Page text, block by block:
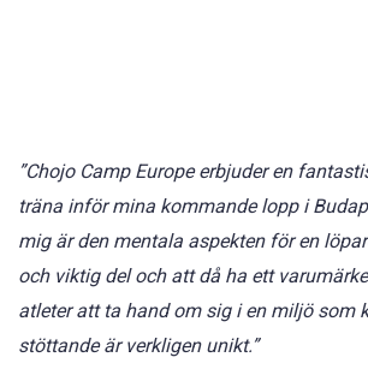
”Chojo Camp Europe erbjuder en
träna inför mina kommande lopp i
mig är den mentala aspekten för en
och viktig del och att då ha ett
atleter att ta hand om sig i en miljö som
stöttande är verkligen unikt.”